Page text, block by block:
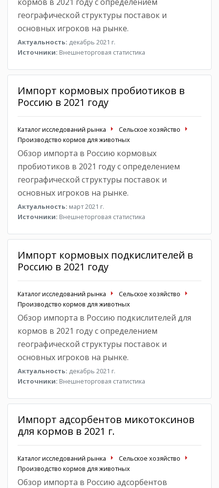
географической структуры поставок и
основных игроков на рынке.
Актуальность: декабрь 2021 г.
Источники: Внешнеторговая статистика
Импорт кормовых пробиотиков в
Россию в 2021 году
Каталог исследований рынка
Сельское хозяйство
Производство кормов для животных
Обзор импорта в Россию кормовых
пробиотиков в 2021 году с определением
географической структуры поставок и
основных игроков на рынке.
Актуальность: март 2021 г.
Источники: Внешнеторговая статистика
Импорт кормовых подкислителей в
Россию в 2021 году
Каталог исследований рынка
Сельское хозяйство
Производство кормов для животных
Обзор импорта в Россию подкислителей для
кормов в 2021 году с определением
географической структуры поставок и
основных игроков на рынке.
Актуальность: декабрь 2021 г.
Источники: Внешнеторговая статистика
Импорт адсорбентов микотоксинов
для кормов в 2021 г.
Каталог исследований рынка
Сельское хозяйство
Производство кормов для животных
Обзор импорта в Россию адсорбентов